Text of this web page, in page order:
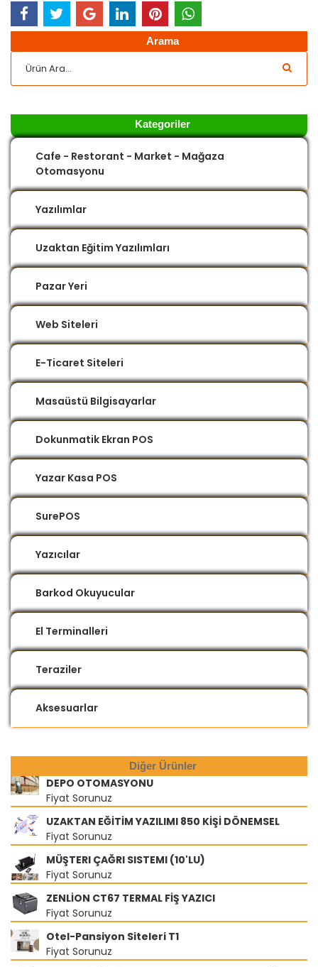
Arama
Kategoriler
Cafe - Restorant - Market - Mağaza
Otomasyonu
Yazılımlar
Uzaktan Eğitim Yazılımları
Pazar Yeri
Web Siteleri
E-Ticaret Siteleri
Masaüstü Bilgisayarlar
Dokunmatik Ekran POS
Yazar Kasa POS
SurePOS
Yazıcılar
Barkod Okuyucular
El Terminalleri
Teraziler
Aksesuarlar
Diğer Ürünler
DEPO OTOMASYONU
Fiyat Sorunuz
UZAKTAN EĞİTİM YAZILIMI 850 KİŞİ DÖNEMSEL
Fiyat Sorunuz
MÜŞTERI ÇAĞRI SISTEMI (10'LU)
Fiyat Sorunuz
ZENLİON CT67 TERMAL FİŞ YAZICI
Fiyat Sorunuz
Otel-Pansiyon Siteleri T1
Fiyat Sorunuz